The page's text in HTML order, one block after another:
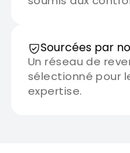
Sourcées par
Un réseau de
sélectionné pour
expertise.